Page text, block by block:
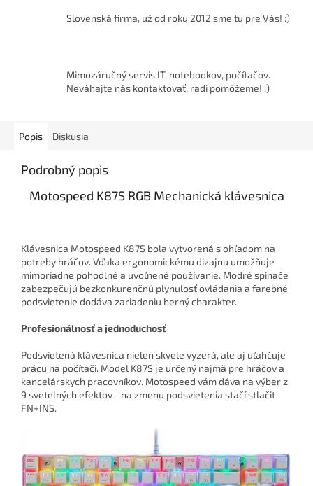
Slovenská firma, už od roku 2012 sme tu pre Vás! :)
Mimozáručný servis IT, notebookov, počítačov.
Neváhajte nás kontaktovať, radi pomôžeme! ;)
Popis Diskusia
Podrobný popis
Motospeed K87S RGB Mechanická klávesnica
Klávesnica Motospeed K87S bola vytvorená s ohľadom na
potreby hráčov. Vďaka ergonomickému dizajnu umožňuje
mimoriadne pohodlné a uvoľnené používanie. Modré spínače
zabezpečujú bezkonkurenčnú plynulosť ovládania a farebné
podsvietenie dodáva zariadeniu herný charakter.
Profesionálnosť a jednoduchosť
Podsvietená klávesnica nielen skvele vyzerá, ale aj uľahčuje
prácu na počítači. Model K87S je určený najmä pre hráčov a
kancelárskych pracovníkov. Motospeed vám dáva na výber z
9 svetelných efektov - na zmenu podsvietenia stačí stlačiť
FN+INS.